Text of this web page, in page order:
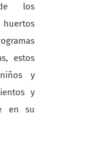
de los
estos
y
y
en su